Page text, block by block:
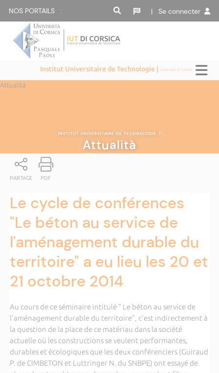
NOS PORTAILS : | Se connecter
Institut Universitaire de Technologie |Università di Corsica
Attualità
INSTITUT UNIVERSITAIRE DE TECHNOLOGIE |
Attualità
PARTAGE PDF
Le cycle de conférences
"Le béton au service de
l'aménagement durable du
territoire" a eu lieu les 20 et
21 octobre 2014
Au cours de ce séminaire intitulé " Le béton au service de
l'aménagement durable du territoire", c'est indirectement à
la question de la place de ce matériau dans la société
actuelle où les constructions se veulent performantes,
durables et écologiques que les deux conférenciers (Guiraud
P. de CIMBETON et Luttringer N. du SNBPE) ont essayé de